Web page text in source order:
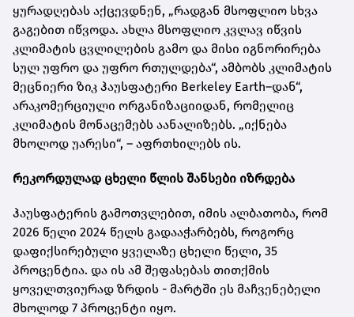
ყურადღებას აქცევდნენ, „რადგან მსოფლიო სხვა
გაგებით იწვოდა. ახლა მსოფლიო კვლავ იწვის
კლიმატის ცვლილების გამო და მისი იგნორირება
სულ უფრო და უფრო რთულდება“, ამბობს კლიმატის
მეცნიერი ზიკ ჰაუსფატერი Berkeley Earth–დან“,
არაკომერციული ორგანიზაციიდან, რომელიც
კლიმატის მონაცემებს აანალიზებს. „იქნება
მხოლოდ უარესი“, – აფრთხილებს ის.
რეკორდულად ცხელი წლის შანსები იზრდება
ჰაუსფატერის გამოთვლებით, იმის ალბათობა, რომ
2026 წელი 2024 წელს გადააჭარბებს, როგორც
დაფიქსირებული ყველაზე ცხელი წელი, 35
პროცენტია. და ის ამ შეფასებას თითქმის
ყოველთვიურად ზრდის - მარტში ეს მაჩვენებელი
მხოლოდ 7 პროცენტი იყო.